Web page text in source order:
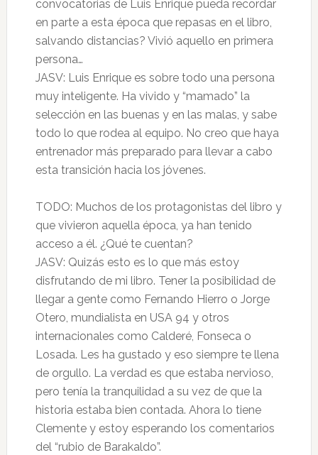
convocatorias de Luis Enrique pueda recordar
en parte a esta época que repasas en el libro,
salvando distancias? Vivió aquello en primera
persona…
JASV: Luis Enrique es sobre todo una persona
muy inteligente. Ha vivido y “mamado” la
selección en las buenas y en las malas, y sabe
todo lo que rodea al equipo. No creo que haya
entrenador más preparado para llevar a cabo
esta transición hacia los jóvenes.
TODO: Muchos de los protagonistas del libro y
que vivieron aquella época, ya han tenido
acceso a él. ¿Qué te cuentan?
JASV: Quizás esto es lo que más estoy
disfrutando de mi libro. Tener la posibilidad de
llegar a gente como Fernando Hierro o Jorge
Otero, mundialista en USA 94 y otros
internacionales como Calderé, Fonseca o
Losada. Les ha gustado y eso siempre te llena
de orgullo. La verdad es que estaba nervioso,
pero tenía la tranquilidad a su vez de que la
historia estaba bien contada. Ahora lo tiene
Clemente y estoy esperando los comentarios
del “rubio de Barakaldo”.